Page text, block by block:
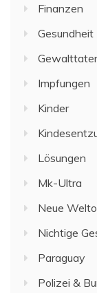
Finanzen
Gesundheit
Impfungen
Kinder
Lösungen
Mk-Ultra
Neue
Nichtige
Paraguay
Polizei &